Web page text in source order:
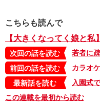
こちらも読んで
【大きくなってく娘と私】
次回の話を読む
前回の話を読む
最新話を読む
この連載を最初から読む